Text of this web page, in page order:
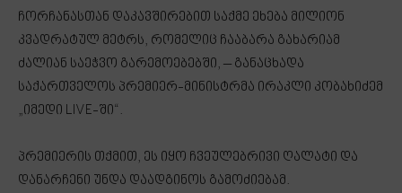
ჩორჩანასთან დაკავშირებით საქმე ეხება მილიონ
კვადრატულ მეტრს, რომელიც ჩააბარა გახარიამ
ძალიან საეჭვო გარემოებებში, – განაცხადა
საქართველოს პრემიერ-მინისტრმა ირაკლი კობახიძემ
„იმედი LIVE-ში“.
პრემიერის თქმით, ეს იყო ჩვეულებრივი ღალატი და
დანარჩენი უნდა დაადგინოს გამოძიებამ.